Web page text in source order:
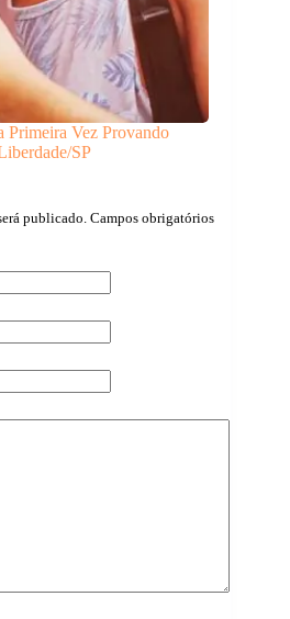
Vez Provando
SP
publicado. Campos obrigatórios